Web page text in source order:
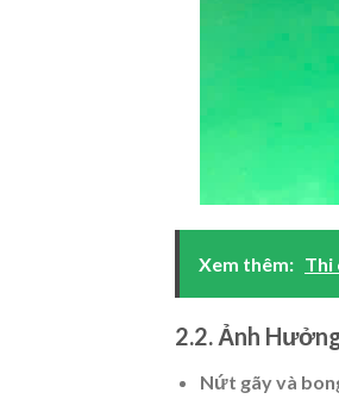
Xem thêm: Thi
2.2. Ảnh
Nứt gãy và